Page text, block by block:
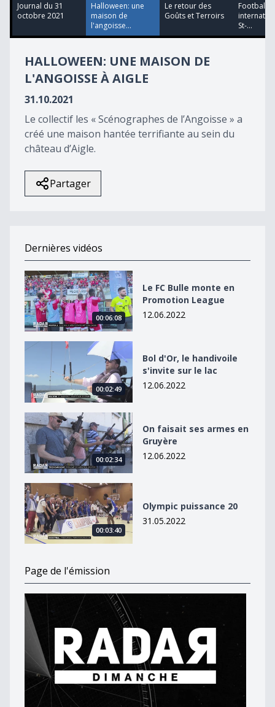
58
seconds
Journal du 31
octobre 2021
Halloween: une
maison de
l'angoisse...
Le retour des
Goûts et Terroirs
Football:
St-...
HALLOWEEN: UNE MAISON DE
L'ANGOISSE À AIGLE
31.10.2021
Le collectif les « Scénographes de l’Angoisse » a
créé une maison hantée terrifiante au sein du
château d’Aigle.
Partager
Dernières vidéos
Le FC Bulle monte en Promotion League
00:06:08
Le FC Bulle monte en
Promotion League
12.06.2022
Bol d&#039;Or, le handivoile s&#039;invite sur le lac
00:02:49
Bol d'Or, le handivoile
s'invite sur le lac
12.06.2022
On faisait ses armes en Gruyère
00:02:34
On faisait ses armes en
Gruyère
12.06.2022
Olympic puissance 20
00:03:40
Olympic puissance 20
31.05.2022
Page de l'émission